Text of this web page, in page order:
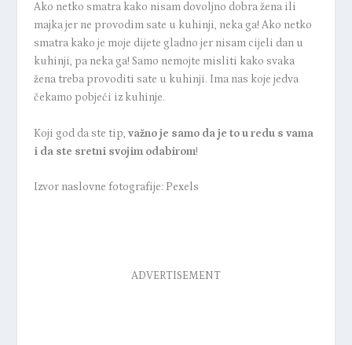
Ako netko smatra kako nisam dovoljno dobra žena ili
majka jer ne provodim sate u kuhinji, neka ga! Ako netko
smatra kako je moje dijete gladno jer nisam cijeli dan u
kuhinji, pa neka ga! Samo nemojte misliti kako svaka
žena treba provoditi sate u kuhinji. Ima nas koje jedva
čekamo pobjeći iz kuhinje.
Koji god da ste tip, važno je samo da je to u redu s vama
i da ste sretni svojim odabirom!
Izvor naslovne fotografije: Pexels
ADVERTISEMENT